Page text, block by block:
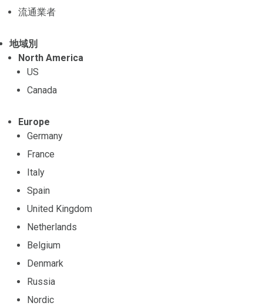
流通業者
地域別
North America
US
Canada
Europe
Germany
France
Italy
Spain
United Kingdom
Netherlands
Belgium
Denmark
Russia
Nordic